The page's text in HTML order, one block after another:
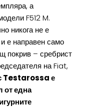
а
F512 M.
никога не е
е направен само
покрив – сребрист
на Fiat,
Testarossa е
от една